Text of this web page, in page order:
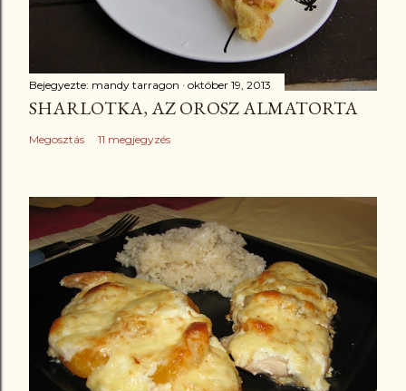
Bejegyezte: mandy tarragon október 19, 2013
SHARLOTKA, AZ OROSZ ALMATORTA
Megosztás 11 megjegyzés